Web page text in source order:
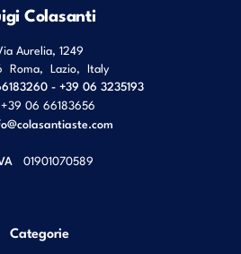
Colasanti
Aurelia, 1249
Roma Lazio Italy
- +39 06 3235193
+39 06 66183656
01901070589
Categorie